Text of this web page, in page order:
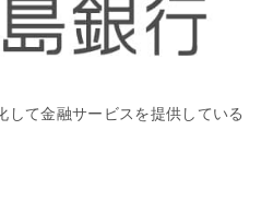
して金融サービスを提供している